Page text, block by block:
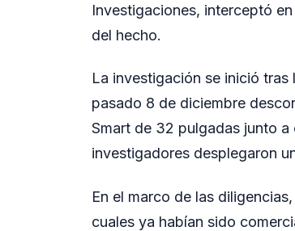
Investigaciones, interceptó
del hecho.
La investigación se inició tras
pasado 8 de diciembre
Smart de 32 pulgadas junto
investigadores desplegaron
En el marco de las
cuales ya habían sido